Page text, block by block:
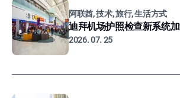
阿联酋, 技术, 旅行, 生活方式
迪拜机场护照检查新系统
2026. 07. 25